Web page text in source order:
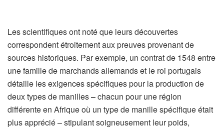
Les scientifiques ont noté que leurs découvertes
correspondent étroitement aux preuves provenant de
sources historiques. Par exemple, un contrat de 1548 entre
une famille de marchands allemands et le roi portugais
détaille les exigences spécifiques pour la production de
deux types de manilles – chacun pour une région
différente en Afrique où un type de manille spécifique était
plus apprécié – stipulant soigneusement leur poids,